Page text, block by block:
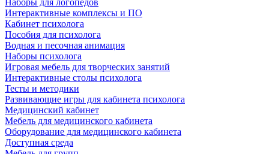
Наборы для логопедов
Интерактивные комплексы и ПО
Кабинет психолога
Пособия для психолога
Водная и песочная анимация
Наборы психолога
Игровая мебель для творческих занятий
Интерактивные столы психолога
Тесты и методики
Развивающие игры для кабинета психолога
Медицинский кабинет
Мебель для медицинского кабинета
Оборудование для медицинского кабинета
Доступная среда